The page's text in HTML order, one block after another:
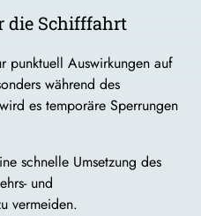
die Schifffahrt
punktuell Auswirkungen auf
während des
es temporäre Sperrungen
schnelle Umsetzung des
und
vermeiden.